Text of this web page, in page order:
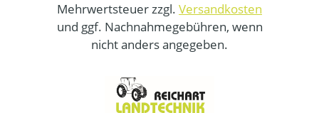
Mehrwertsteuer zzgl. Versandkosten
und ggf. Nachnahmegebühren, wenn
nicht anders angegeben.